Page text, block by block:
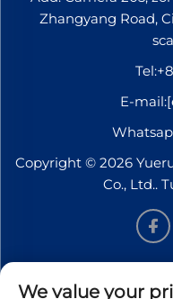
Zhangyang Road,
Tel:
E-mail:
Copyright © 2026
Co., Ltd..
We value your